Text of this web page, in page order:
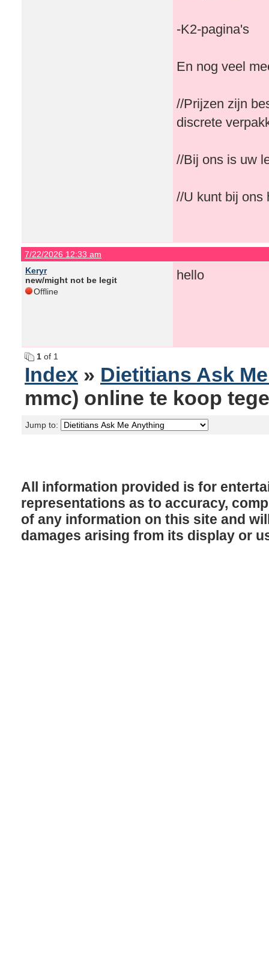
-K2-pagina's
En nog veel
//Prijzen zijn
discrete
//Bij ons is uw
//U kunt bij ons
7/22/2026 12:33 am
Keryr
new/might not be legit
Offline
hello
1 of 1
Index » Dietitians Ask
mmc) online te koop
Jump to:
All information provided is for
representations as to accuracy,
of any information on this site and
damages arising from its display or